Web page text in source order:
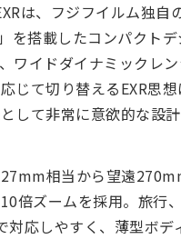
は、フジフイルム独自
を搭載したコンパクト
ワイドダイナミックレ
じて切り替えるEXR思
して非常に意欲的な設計
相当から望遠
倍ズームを採用。旅行
対応しやすく、薄型ボデ